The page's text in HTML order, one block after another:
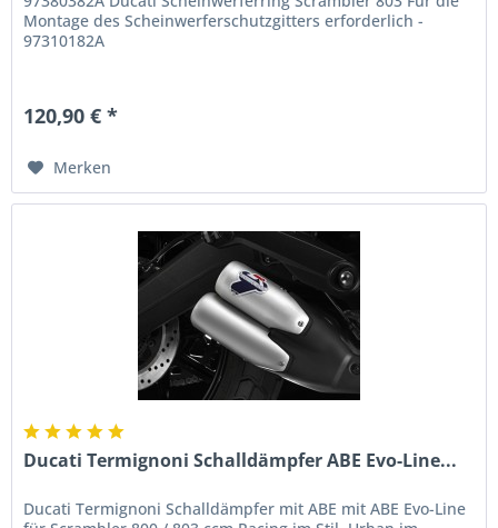
Montage des Scheinwerferschutzgitters erforderlich -
97310182A
120,90 € *
Merken
Ducati Termignoni Schalldämpfer ABE Evo-Line...
Ducati Termignoni Schalldämpfer mit ABE mit ABE Evo-Line